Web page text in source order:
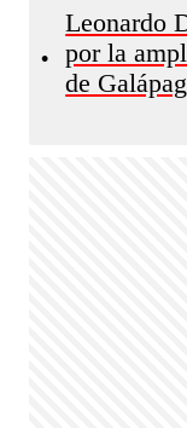
•
Leonardo
por la
de